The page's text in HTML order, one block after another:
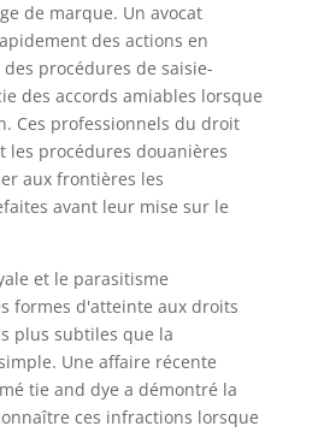
de marque. Un avocat
des actions en
procédures de saisie-
des accords amiables lorsque
Ces professionnels du droit
les procédures douanières
aux frontières les
avant leur mise sur le
et le parasitisme
formes d'atteinte aux droits
plus subtiles que la
Une affaire récente
tie and dye a démontré la
ces infractions lorsque